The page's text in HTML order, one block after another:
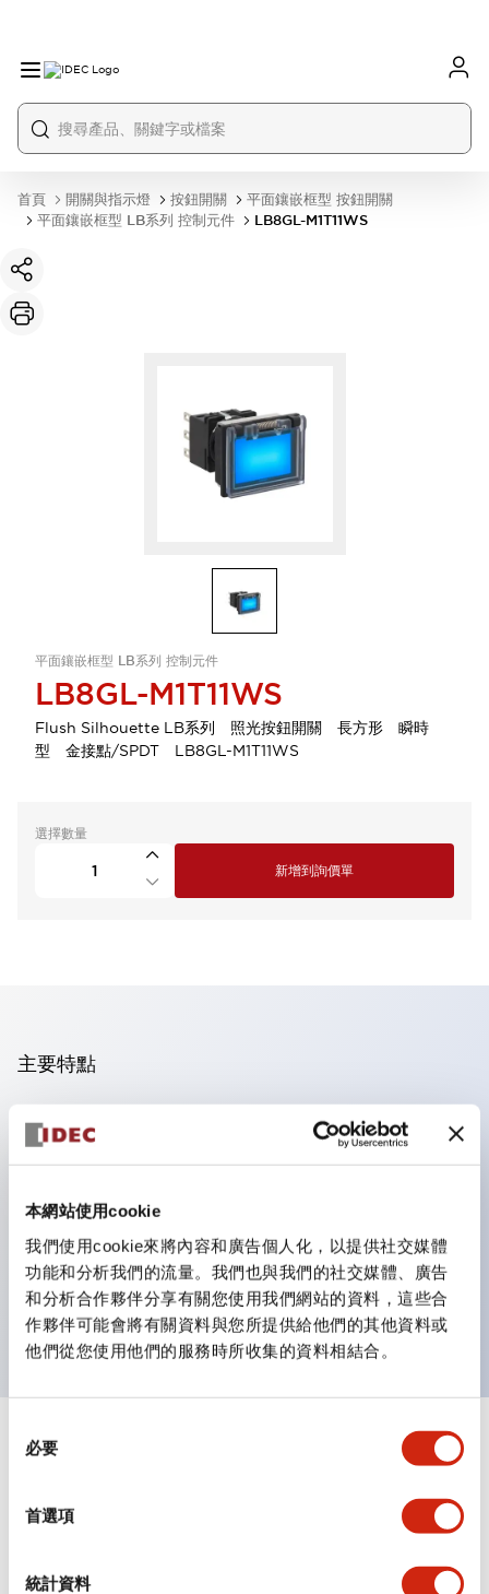
本網站使用cookie
我們使用cookie來將內容和廣告個人化，以提供社交媒體
功能和分析我們的流量。我們也與我們的社交媒體、廣告
和分析合作夥伴分享有關您使用我們網站的資料，這些合
作夥伴可能會將有關資料與您所提供給他們的其他資料或
他們從您使用他們的服務時所收集的資料相結合。
必要
首選項
統計資料
首頁 開關與指示燈 按鈕開關
平面鑲嵌框型 按鈕開關
平面鑲嵌框型 LB系列 控制元件
LB8GL-M1T11WS
平面鑲嵌框型 LB系列 控制元件
LB8GL-M1T11WS
Flush Silhouette LB系列 照光按鈕開關 長方形 瞬時
型 金接點/SPDT LB8GL-M1T11WS
選擇數量
新增到詢價單
主要特點
操作面板的凹凸減少，呈現銳利感。
支援分離型／單板式
優秀的防水性能。保護結構IP65
按鈕開關、選擇開關、帶鎖選擇開關最多3c接點。
邊框顏色有黑色與金屬色兩種。
LED照明帶來明亮且清晰的照明面
規格 顯示全部 +